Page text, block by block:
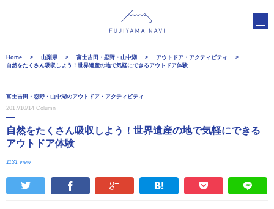
Home 山梨県 富士吉田・忍野・山中湖
アウトドア・アクティビティ
自然をたくさん吸収しよう！世界遺産の地で気軽にできるアウトドア体験
富士吉田・忍野・山中湖のアウトドア・アクティビティ
2017/10/14 Column
自然をたくさん吸収しよう！世界遺産の地で気軽にできる
アウトドア体験
1131 view